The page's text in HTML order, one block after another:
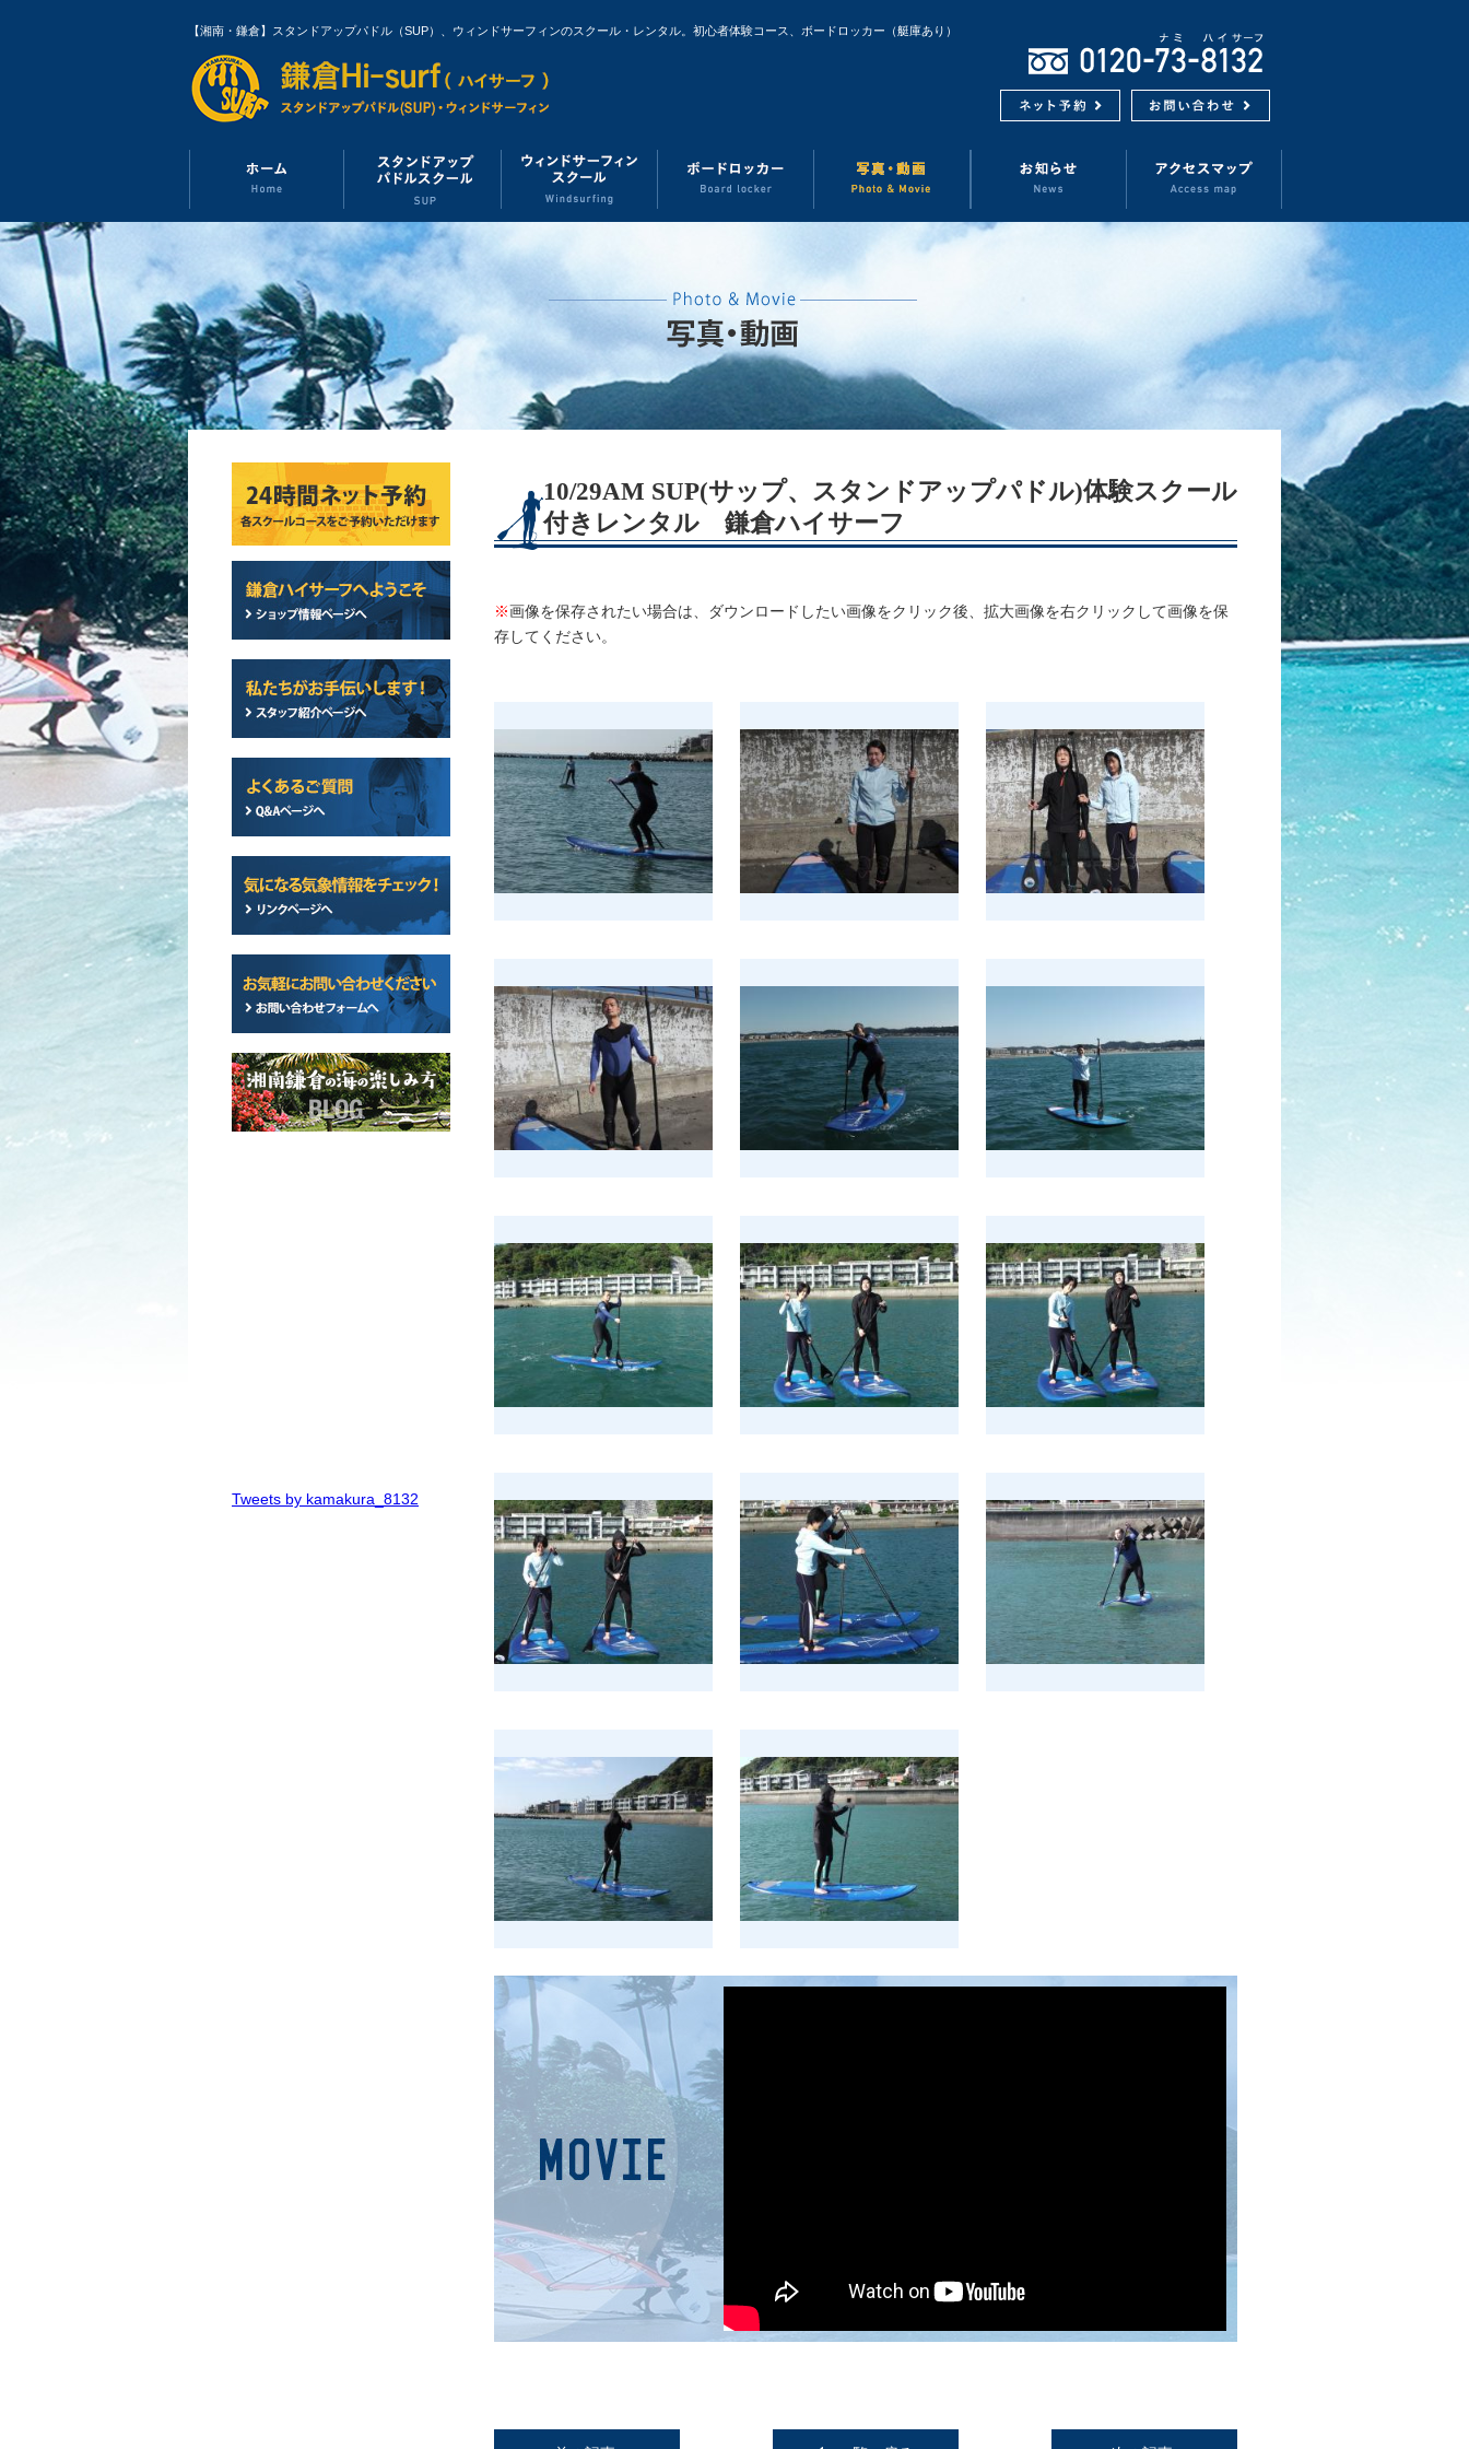
【湘南・鎌倉】スタンドアップパドル（SUP）、ウィンドサーフィンのスクール・レンタル。初心者体験コース、ボードロッカー（艇庫あり）
10/29AM SUP(サップ、スタンドアップパドル)体験スクール
付きレンタル 鎌倉ハイサーフ
※画像を保存されたい場合は、ダウンロードしたい画像をクリック後、拡大画像を右クリックして画像を保
存してください。
Tweets by kamakura_8132